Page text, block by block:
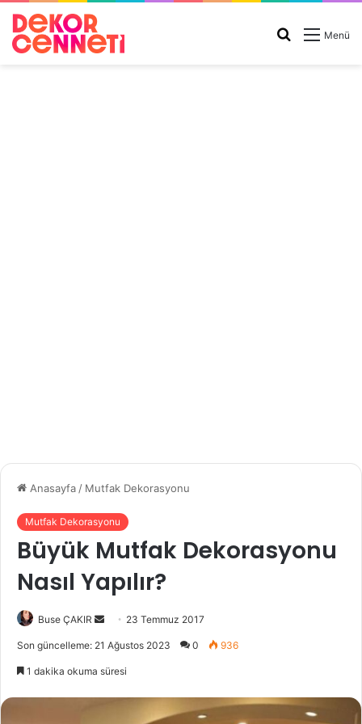
Menü
Arama
Anasayfa / Mutfak Dekorasyonu
Mutfak Dekorasyonu
Büyük Mutfak Dekorasyonu
Nasıl Yapılır?
Buse ÇAKIR
e
-
23 Temmuz 2017
Son güncelleme: 21 Ağustos 2023 0 936
1 dakika okuma süresi